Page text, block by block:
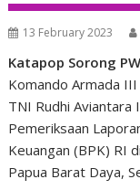
13 February 2023
Katapop Sorong
Komando Armada
TNI Rudhi Aviantara
Pemeriksaan
Keuangan (BPK) RI
Papua Barat Daya,